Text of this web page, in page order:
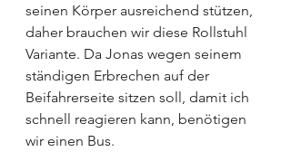
seinen Körper ausreichend stützen,
daher brauchen wir diese Rollstuhl
Variante. Da Jonas wegen seinem
ständigen Erbrechen auf der
Beifahrerseite sitzen soll, damit ich
schnell reagieren kann, benötigen
wir einen Bus.